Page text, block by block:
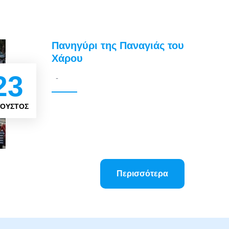
Πανηγύρι της Παναγιάς του
Χάρου
-
Περισσότερα